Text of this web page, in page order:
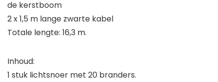
de kerstboom
2 x 1,5 m lange zwarte kabel
Totale lengte: 16,3 m.
Inhoud:
1 stuk lichtsnoer met 20 branders.